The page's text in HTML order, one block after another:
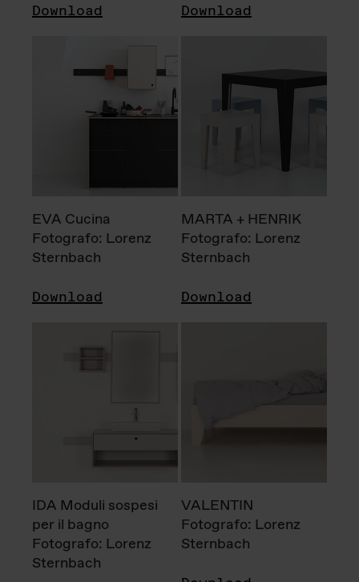
Download Download
EVA Cucina
Fotografo: Lorenz
Sternbach
Download
MARTA + HENRIK
Fotografo: Lorenz
Sternbach
Download
IDA Moduli sospesi
per il bagno
Fotografo: Lorenz
Sternbach
VALENTIN
Fotografo: Lorenz
Sternbach